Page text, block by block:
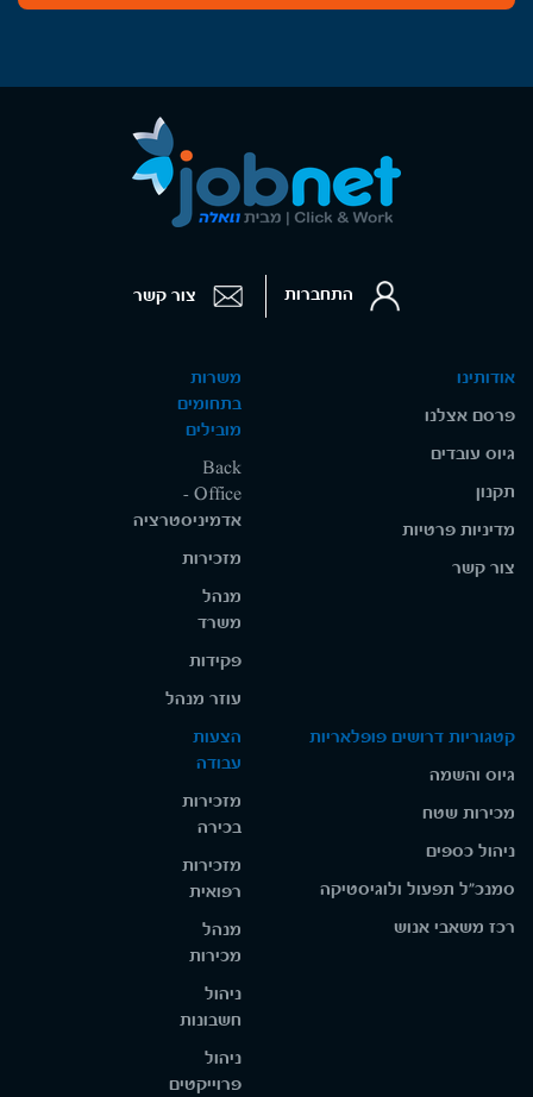
אודותינו
פרסם אצלנו
גיוס עובדים
תקנון
מדיניות פרטיות
צור קשר
משרות
בתחומים
מובילים
Back
Office -
אדמיניסטרציה
מזכירות
מנהל
משרד
פקידות
עוזר מנהל
קטגוריות דרושים פופלאריות
גיוס והשמה
מכירות שטח
ניהול כספים
סמנכ"ל תפעול ולוגיסטיקה
רכז משאבי אנוש
הצעות
עבודה
מזכירות
בכירה
מזכירות
רפואית
מנהל
מכירות
ניהול
חשבונות
ניהול
פרוייקטים